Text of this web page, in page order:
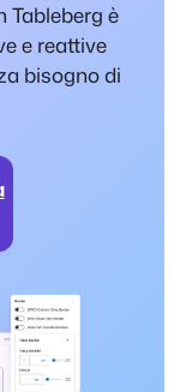
Tableberg è
e reattive
bisogno di